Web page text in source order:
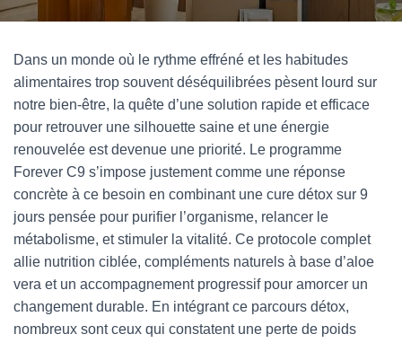
Dans un monde où le rythme effréné et les habitudes
alimentaires trop souvent déséquilibrées pèsent lourd sur
notre bien-être, la quête d’une solution rapide et efficace
pour retrouver une silhouette saine et une énergie
renouvelée est devenue une priorité. Le programme
Forever C9 s’impose justement comme une réponse
concrète à ce besoin en combinant une cure détox sur 9
jours pensée pour purifier l’organisme, relancer le
métabolisme, et stimuler la vitalité. Ce protocole complet
allie nutrition ciblée, compléments naturels à base d’aloe
vera et un accompagnement progressif pour amorcer un
changement durable. En intégrant ce parcours détox,
nombreux sont ceux qui constatent une perte de poids